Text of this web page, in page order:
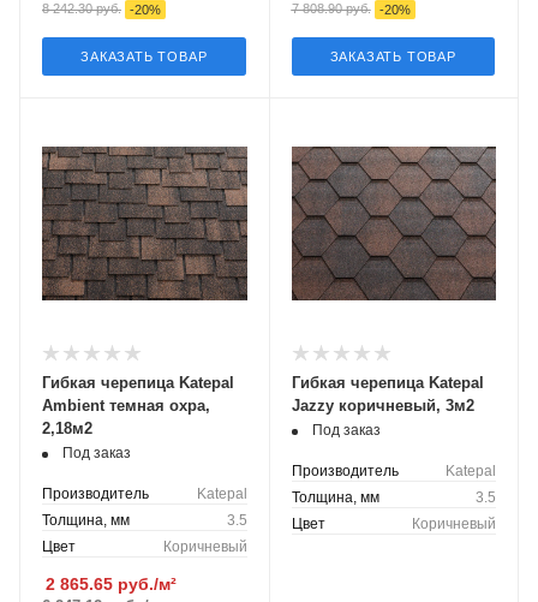
8 242.30руб. -20%
ЗАКАЗАТЬ ТОВАР
7 808.90руб. -20%
ЗАКАЗАТЬ ТОВАР
Гибкая черепица Katepal
Ambient темная охра,
2,18м2
Под заказ
Производитель
Katepal
Толщина, мм
3.5
Цвет
Коричневый
2 865.65 руб./м²
Гибкая черепица Katepal
Jazzy коричневый, 3м2
Под заказ
Производитель
Katepal
Толщина, мм
3.5
Цвет
Коричневый